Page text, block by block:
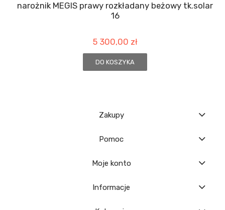
narożnik MEGIS prawy rozkładany beżowy tk.solar
16
5 300,00 zł
DO KOSZYKA
Zakupy
Pomoc
Moje konto
Informacje